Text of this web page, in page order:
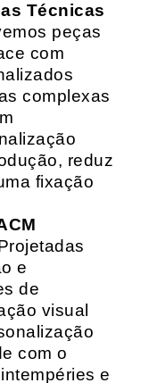
Técnicas
peças
com
complexas
reduz
fixação
e
de
visual
com o
e